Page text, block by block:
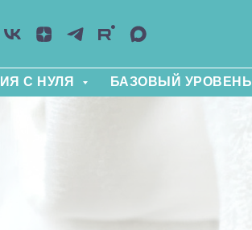
С НУЛЯ БАЗОВЫЙ УРОВЕНЬ